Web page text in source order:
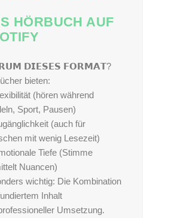
HÖRBUCH AUF
𝗗𝗜𝗘𝗦𝗘𝗦 𝗙𝗢𝗥𝗠𝗔𝗧?
bieten:
(hören während
Sport, Pausen)
(auch für
mit wenig Lesezeit)
Tiefe (Stimme
Nuancen)
wichtig: Die Kombination
Inhalt
Umsetzung.